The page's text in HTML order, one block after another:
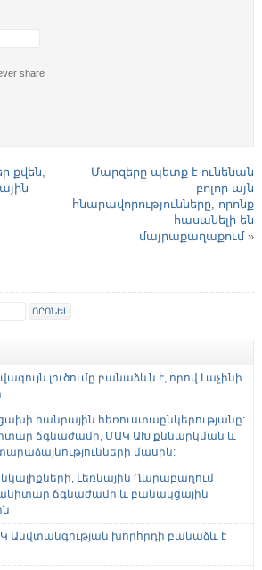
share
քվեն,
Մարզերը պետք է ունենան
բոլոր այն
հնարավորությունները, որոնք
հասանելի են
մայրաքաղաքում»
լուծումը բանաձևն է, որով Լաչինի
հանրային հեռուստաընկերությանը:
ճգնաժամի, ՄԱԿ ԱԽ քննարկման և
մասին:
Լեռնային Ղարաբաղում
ճգնաժամի և բանակցային
Անվտանգության խորհրդի բանաձև է